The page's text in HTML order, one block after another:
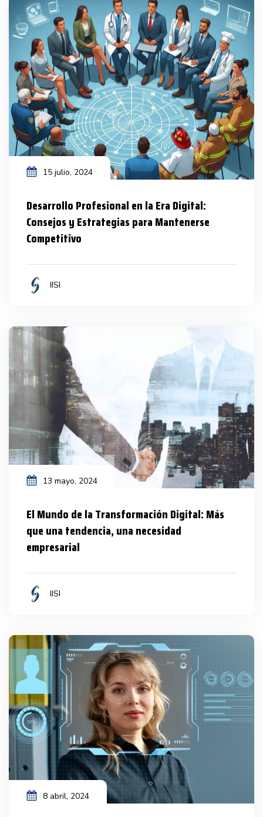
15 julio, 2024
Desarrollo Profesional en la Era Digital:
Consejos y Estrategias para Mantenerse
Competitivo
IISI
13 mayo, 2024
El Mundo de la Transformación Digital: Más
que una tendencia, una necesidad
empresarial
IISI
8 abril, 2024